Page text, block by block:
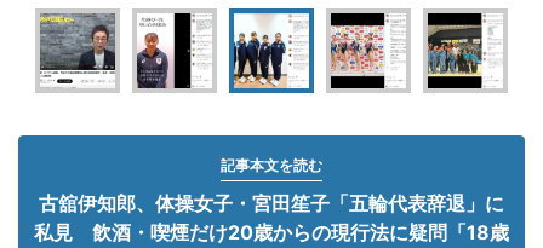
記事本文を読む
古舘伊知郎、体操女子・宮田笙子「五輪代表辞退」に
私見 飲酒・喫煙だけ20歳からの現行法に疑問「18歳